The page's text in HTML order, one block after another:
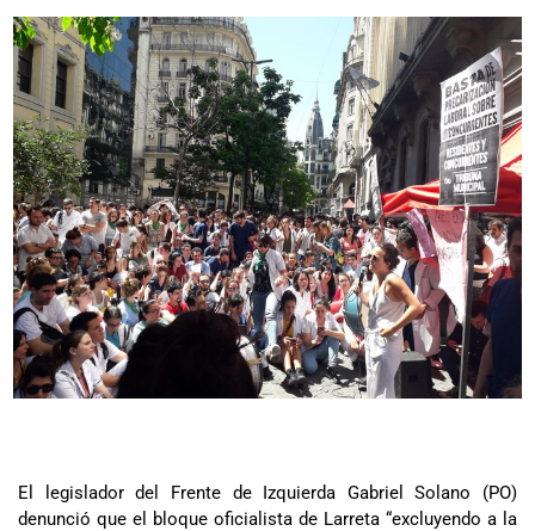
El legislador del Frente de Izquierda Gabriel Solano (PO)
denunció que el bloque oficialista de Larreta “excluyendo a la